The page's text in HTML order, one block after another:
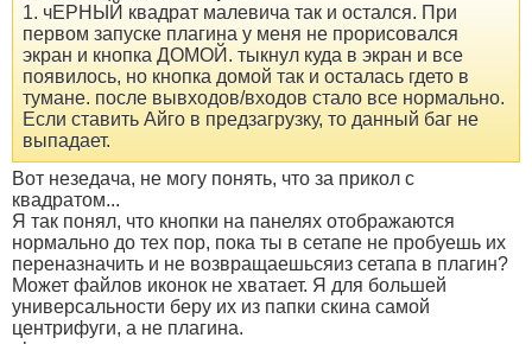
1. чЕРНЫЙ квадрат малевича так и остался. При
первом запуске плагина у меня не прорисовался
экран и кнопка ДОМОЙ. тыкнул куда в экран и все
появилось, но кнопка домой так и осталась гдето в
тумане. после вывходов/входов стало все нормально.
Если ставить Айго в предзагрузку, то данный баг не
выпадает.
Вот незедача, не могу понять, что за прикол с
квадратом...
Я так понял, что кнопки на панелях отображаются
нормально до тех пор, пока ты в сетапе не пробуешь их
переназначить и не возвращаешьсяиз сетапа в плагин?
Может файлов иконок не хватает. Я для большей
универсальности беру их из папки скина самой
центрифуги, а не плагина.